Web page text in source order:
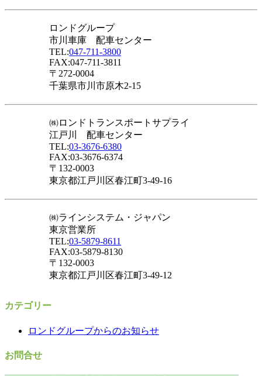
ロンドグループ
市川車庫 配車センター
TEL:047-711-3800
FAX:047-711-3811
〒272-0004
千葉県市川市原木2-15
㈱ロンドトランスポートサプライ
江戸川 配車センター
TEL:03-3676-6380
FAX:03-3676-6374
〒132-0003
東京都江戸川区春江町3-49-16
㈱ラインシステム・ジャパン
東京営業所
TEL:03-5879-8611
FAX:03-5879-8130
〒132-0003
東京都江戸川区春江町3-49-12
カテゴリー
ロンドグループからのお知らせ
お問合せ